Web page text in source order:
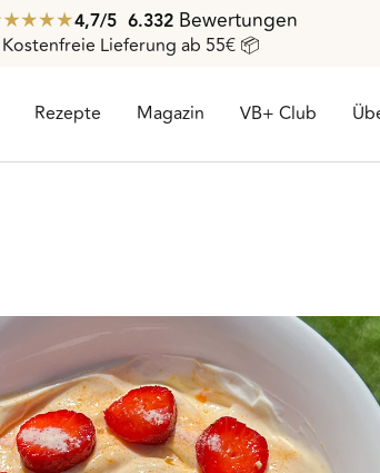
4,7/ 5 6.332 Bewertungen
Kostenfreie Lieferung ab 55€ 📦
Rezepte Magazin VB+ Club